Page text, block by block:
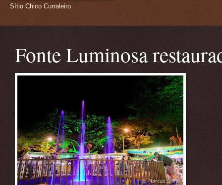
Sítio Chico Curraleiro
Fonte Luminosa